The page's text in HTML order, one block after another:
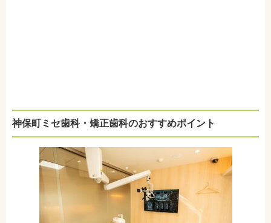
神保町ミセ歯科・矯正歯科のおすすめポイント